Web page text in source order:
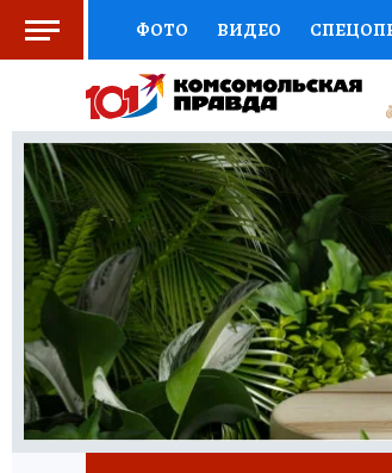
ФОТО ВИДЕО
СОЦПОДДЕРЖКА НАУКА
ВЫБОР ЭКСПЕРТОВ
КНИЖНАЯ ПОЛКА
ПРЕСС-ЦЕНТР
ВСЕ О КП РАДИО КП